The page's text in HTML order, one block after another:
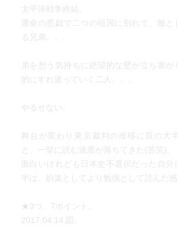
太平洋戦争終結。
運命の悪戯で二つの祖国に別れて、敵と
る兄弟。。。
弟を想う気持ちに絶望的な壁が立ち塞が
的にすれ違っていく二人。。。
やるせない。
舞台が変わり東京裁判の推移に頁の大
と、一挙に読む速度が落ちてきた(苦笑)。
面白いけれども日本史不選択だった自分
半は、娯楽としてより勉強として読んだ感
★3つ、7ポイント。
2017.04.14.図。